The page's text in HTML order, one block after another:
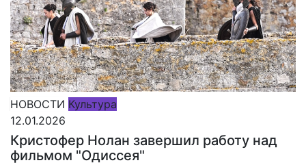
НОВОСТИ Культура
12.01.2026
Кристофер Нолан завершил работу над
фильмом "Одиссея"